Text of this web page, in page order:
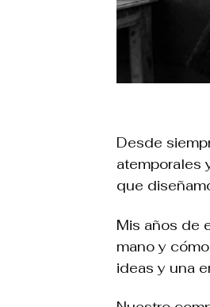
Desde
atemporales
que
Mis años de
mano y
ideas y una